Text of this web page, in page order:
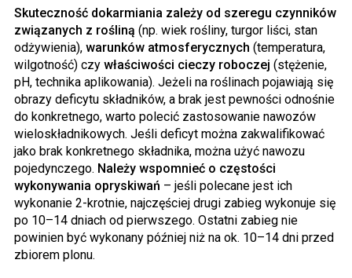
Skuteczność dokarmiania zależy od szeregu czynników
związanych z rośliną (np. wiek rośliny, turgor liści, stan
odżywienia), warunków atmosferycznych (temperatura,
wilgotność) czy właściwości cieczy roboczej (stężenie,
pH, technika aplikowania). Jeżeli na roślinach pojawiają się
obrazy deficytu składników, a brak jest pewności odnośnie
do konkretnego, warto polecić zastosowanie nawozów
wieloskładnikowych. Jeśli deficyt można zakwalifikować
jako brak konkretnego składnika, można użyć nawozu
pojedynczego. Należy wspomnieć o częstości
wykonywania opryskiwań – jeśli polecane jest ich
wykonanie 2-krotnie, najczęściej drugi zabieg wykonuje się
po 10–14 dniach od pierwszego. Ostatni zabieg nie
powinien być wykonany później niż na ok. 10–14 dni przed
zbiorem plonu.